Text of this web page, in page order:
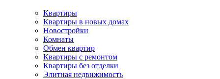
Квартиры
Квартиры в новых домах
Новостройки
Комнаты
Обмен квартир
Квартиры с ремонтом
Квартиры без отделки
Элитная недвижимость